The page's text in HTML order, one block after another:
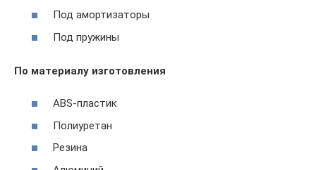
Под амортизаторы
Под пружины
По материалу изготовления
ABS-пластик
Полиуретан
Резина